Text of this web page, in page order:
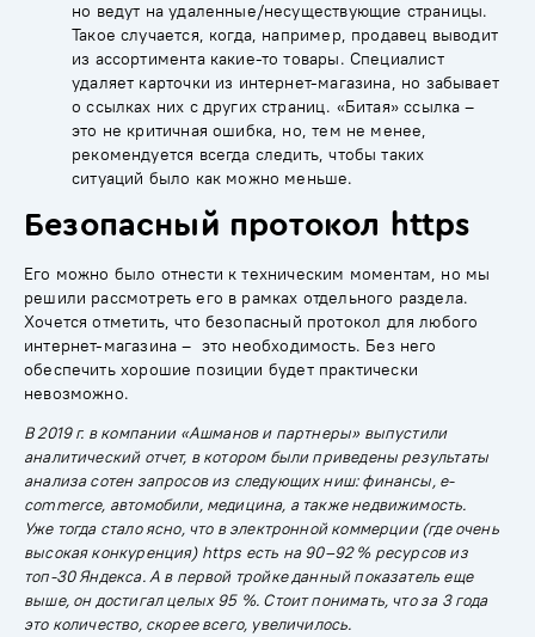
но ведут на удаленные/несуществующие страницы.
Такое случается, когда, например, продавец выводит
из ассортимента какие-то товары. Специалист
удаляет карточки из интернет-магазина, но забывает
о ссылках них с других страниц. «Битая» ссылка –
это не критичная ошибка, но, тем не менее,
рекомендуется всегда следить, чтобы таких
ситуаций было как можно меньше.
Безопасный протокол https
Его можно было отнести к техническим моментам, но мы
решили рассмотреть его в рамках отдельного раздела.
Хочется отметить, что безопасный протокол для любого
интернет-магазина – это необходимость. Без него
обеспечить хорошие позиции будет практически
невозможно.
В 2019 г. в компании «Ашманов и партнеры» выпустили
аналитический отчет, в котором были приведены результаты
анализа сотен запросов из следующих ниш: финансы, e-
commerce, автомобили, медицина, а также недвижимость.
Уже тогда стало ясно, что в электронной коммерции (где очень
высокая конкуренция) https есть на 90–92 % ресурсов из
топ-30 Яндекса. А в первой тройке данный показатель еще
выше, он достигал целых 95 %. Стоит понимать, что за 3 года
это количество, скорее всего, увеличилось.